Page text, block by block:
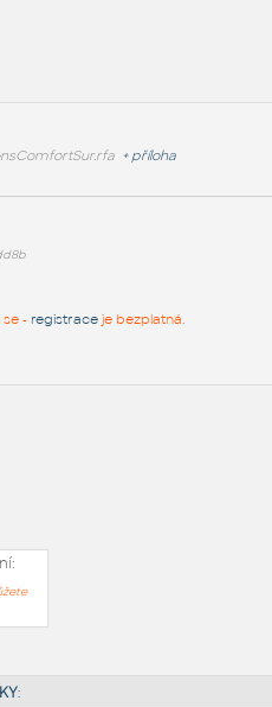
+ příloha
se - registraceje bezplatná.